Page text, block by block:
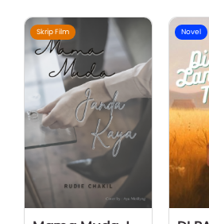
Skrip Film Novel